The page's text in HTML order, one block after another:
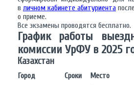
в личном кабинете абитуриента
о приеме.
Все экзамены проводятся бесплатно.
График работы
комиссии УрФУ в 2025
Казахстан
Город Сроки Место